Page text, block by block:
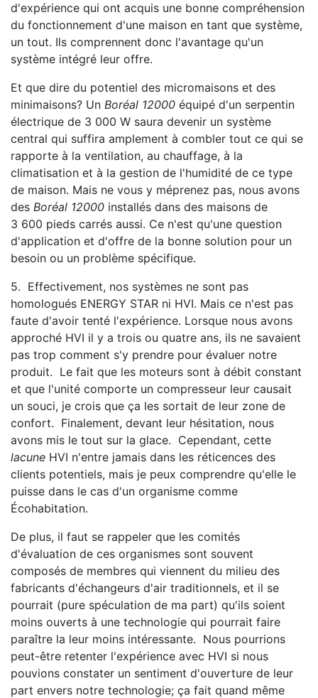
d'expérience qui ont acquis une bonne compréhension
du fonctionnement d'une maison en tant que système,
un tout. Ils comprennent donc l'avantage qu'un
système intégré leur offre.
Et que dire du potentiel des micromaisons et des
minimaisons? Un Boréal 12000 équipé d'un serpentin
électrique de 3 000 W saura devenir un système
central qui suffira amplement à combler tout ce qui se
rapporte à la ventilation, au chauffage, à la
climatisation et à la gestion de l'humidité de ce type
de maison. Mais ne vous y méprenez pas, nous avons
des Boréal 12000 installés dans des maisons de
3 600 pieds carrés aussi. Ce n'est qu'une question
d'application et d'offre de la bonne solution pour un
besoin ou un problème spécifique.
5. Effectivement, nos systèmes ne sont pas
homologués ENERGY STAR ni HVI. Mais ce n'est pas
faute d'avoir tenté l'expérience. Lorsque nous avons
approché HVI il y a trois ou quatre ans, ils ne savaient
pas trop comment s'y prendre pour évaluer notre
produit. Le fait que les moteurs sont à débit constant
et que l'unité comporte un compresseur leur causait
un souci, je crois que ça les sortait de leur zone de
confort. Finalement, devant leur hésitation, nous
avons mis le tout sur la glace. Cependant, cette
lacune HVI n'entre jamais dans les réticences des
clients potentiels, mais je peux comprendre qu'elle le
puisse dans le cas d'un organisme comme
Écohabitation.
De plus, il faut se rappeler que les comités
d'évaluation de ces organismes sont souvent
composés de membres qui viennent du milieu des
fabricants d'échangeurs d'air traditionnels, et il se
pourrait (pure spéculation de ma part) qu'ils soient
moins ouverts à une technologie qui pourrait faire
paraître la leur moins intéressante. Nous pourrions
peut-être retenter l'expérience avec HVI si nous
pouvions constater un sentiment d'ouverture de leur
part envers notre technologie; ça fait quand même